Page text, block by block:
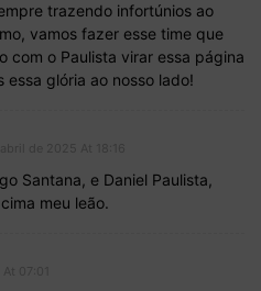
trazendo infortúnios ao
vamos fazer esse time que
com o Paulista virar essa página
essa glória ao nosso lado!
Santana, e Daniel Paulista,
meu leão.